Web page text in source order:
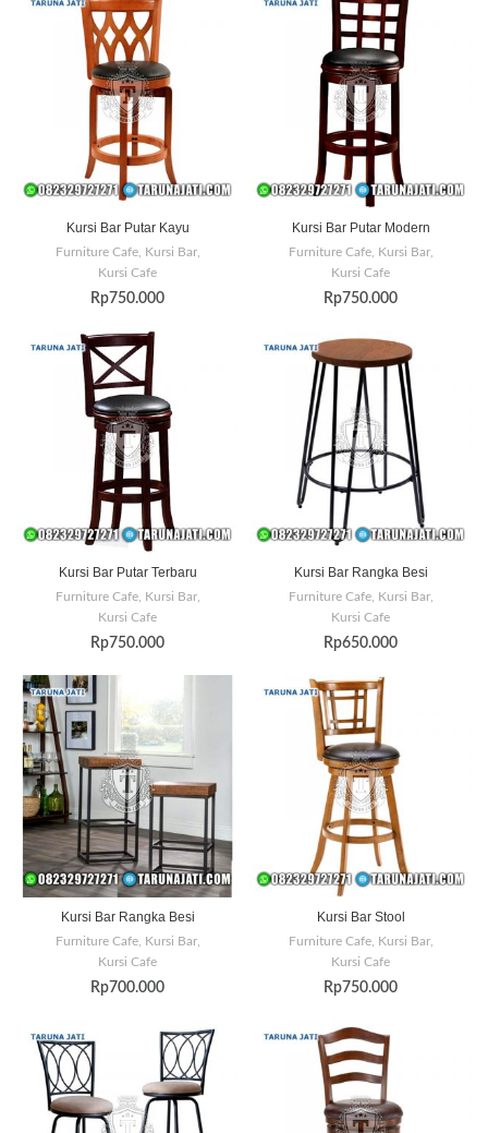
Kursi Bar Putar Kayu
Furniture Cafe, Kursi Bar,
Kursi Cafe
Rp750.000
Kursi Bar Putar Modern
Furniture Cafe, Kursi Bar,
Kursi Cafe
Rp750.000
Kursi Bar Putar Terbaru
Furniture Cafe, Kursi Bar,
Kursi Cafe
Rp750.000
Kursi Bar Rangka Besi
Furniture Cafe, Kursi Bar,
Kursi Cafe
Rp650.000
Kursi Bar Rangka Besi
Furniture Cafe, Kursi Bar,
Kursi Cafe
Rp700.000
Kursi Bar Stool
Furniture Cafe, Kursi Bar,
Kursi Cafe
Rp750.000